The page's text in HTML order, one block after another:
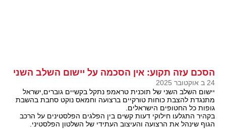
הסכם עזה תקוע: אין הסכמה על יישום השלב השני
24 ב אוקטובר 2025
יישום השלב השני של תוכנית טראמפ נתקל בקשיים גוברים,ישראל
מתנגדת להצבת כוחות טורקיים ברצועה וחמאס נוקט סחבת בהשבת
גופות כל החטופים הישראלים.
בקהיר התגלעו חילוקי דעות קשים בין הפלגים הפלסטינים על הרכב
הגוף שינהל את הרצועה והעיצוב העתידי של השלטון הפלסטיני.